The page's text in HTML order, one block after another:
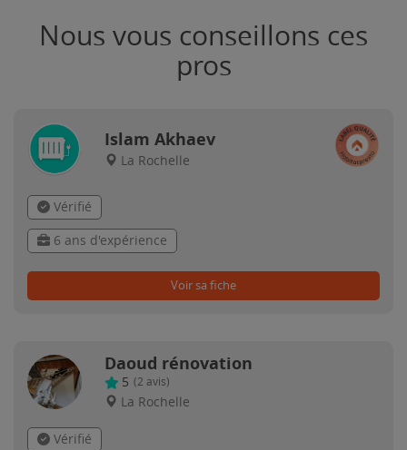
Nous vous conseillons ces
pros
Islam Akhaev
La Rochelle
Vérifié
6 ans d'expérience
Voir sa fiche
Daoud rénovation
5 (2 avis)
La Rochelle
Vérifié